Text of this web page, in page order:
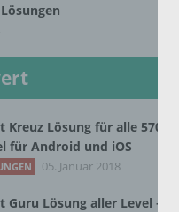
Kreuz Lösung für alle 570
für Android und iOS
05. Januar 2018
Guru Lösung aller Level –